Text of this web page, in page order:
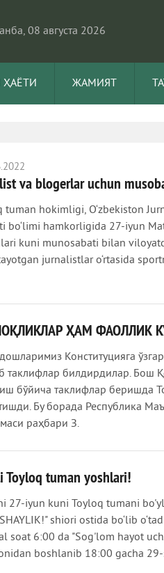
08 августа 2026
ЖАМИЯТ
va blogerlar uchun
tuman hokimligi, O‘zbekiston
bo‘limi hamkorligida 27-iyun
kuni munosabati bilan
jurnalistlar o‘rtasida
ҲАМ ФАОЛЛИК
Конституцияга
таклифлар билдирдилар. Бош
бўйича таклифлар беришда
Бу борада Республика
раҳбари З.
Toyloq tuman yoshlari!
27-iyun kuni Toyloq tumani
shiori ostida bo‘lib
soat 6:00 da "Sog'lom hayot
boshlanib 18:00 gacha